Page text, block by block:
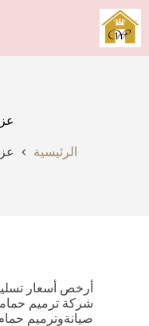
التجاوز
إلى
المحتوى
الرئيسية
أرخص أسعار
شركة ترميم
صيانةوترميم